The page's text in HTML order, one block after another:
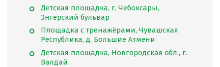
Детская площадка, г. Чебоксары,
Энгерский бульвар
Площадка с тренажёрами, Чувашская
Республика, д. Большие Атмени
Детская площадка, Новгородская обл., г.
Валдай